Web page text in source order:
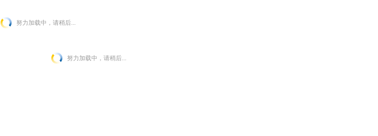
努力加载中，请稍后...
努力加载中，请稍后...